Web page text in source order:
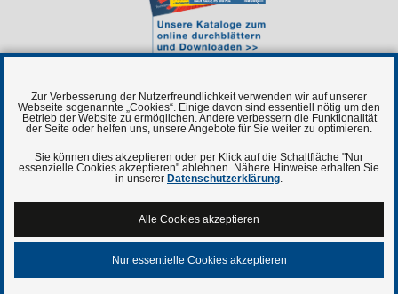
Niebling Technische Bürsten
Niebling Waffenpflege
Niebling.com - Unternehmsinformationen
Zur Verbesserung der Nutzerfreundlichkeit verwenden wir auf unserer
Webseite sogenannte „Cookies“. Einige davon sind essentiell nötig um den
Betrieb der Website zu ermöglichen. Andere verbessern die Funktionalität
der Seite oder helfen uns, unsere Angebote für Sie weiter zu optimieren.
Sie können dies akzeptieren oder per Klick auf die Schaltfläche "Nur
essenzielle Cookies akzeptieren" ablehnen. Nähere Hinweise erhalten Sie
in unserer Datenschutzerklärung.
Alle Cookies akzeptieren
Nur essentielle Cookies akzeptieren